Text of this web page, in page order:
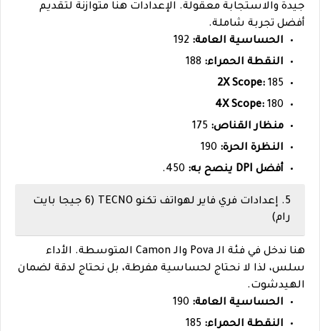
جيدة والاستجابة معقولة. الإعدادات هنا متوازنة لتقديم
أفضل تجربة شاملة.
الحساسية العامة:
النقطة الحمراء:
2X Scope: 185
4X Scope: 180
منظار القناص:
النظرة الحرة:
أفضل DPI ينصح به:
5. إعدادات فري فاير لهواتف تكنو TECNO (6 جيجا بايت
رام)
هنا ندخل في فئة الـ Pova والـ Camon المتوسطة. الأداء
سلس، لذا لا نحتاج لحساسية مفرطة، بل نحتاج لدقة لضمان
الهيدشوت.
الحساسية العامة:
النقطة الحمراء: